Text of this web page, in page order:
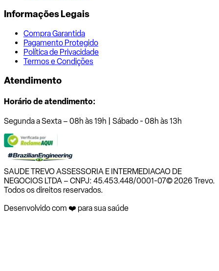
Informações Legais
Compra Garantida
Pagamento Protegido
Política de Privacidade
Termos e Condições
Atendimento
Horário de atendimento:
Segunda a Sexta – 08h às 19h | Sábado - 08h às 13h
SAUDE TREVO ASSESSORIA E INTERMEDIACAO DE
NEGOCIOS LTDA – CNPJ: 45.453.448/0001-07© 2026 Trevo.
Todos os direitos reservados.
Desenvolvido com ❤️ para sua saúde